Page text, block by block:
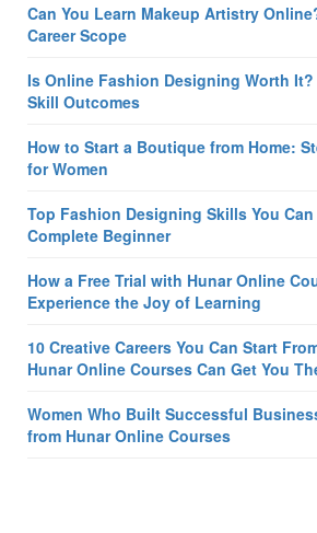
Can You Learn Makeup Artistry
Career Scope
Is Online Fashion Designing Worth It?
Skill Outcomes
How to Start a Boutique from Home:
for Women
Top Fashion Designing Skills You
Complete Beginner
How a Free Trial with Hunar Online
Experience the Joy of Learning
10 Creative Careers You Can Start
Hunar Online Courses Can Get You
Women Who Built Successful
from Hunar Online Courses